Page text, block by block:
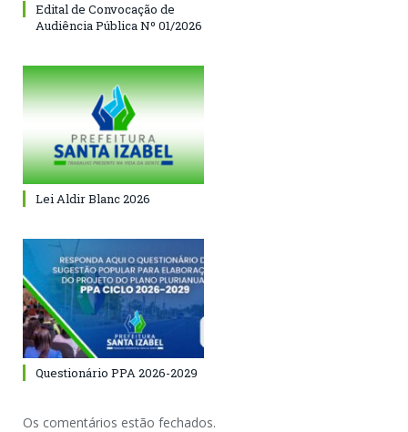
Edital de Convocação de
Audiência Pública Nº 01/2026
Lei Aldir Blanc 2026
Questionário PPA 2026-2029
Os comentários estão fechados.